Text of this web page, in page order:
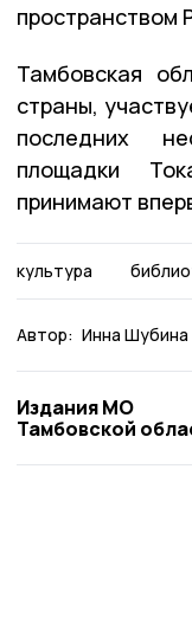
пространством
Тамбовская
страны,
последних
площадки
принимают
культура
Автор: Инна Шубина
Издания МО
Тамбовской